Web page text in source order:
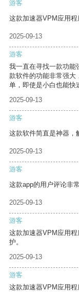
游客
这款加速器VPM应用程
2025-09-13
游客
我一直在寻找一款功能
款软件的功能非常强大
单，即使是小白也能快
2025-09-13
游客
这款软件简直是神器，
2025-09-13
游客
这款app的用户评论非
2025-09-13
游客
这款加速器VPM应用
护。
2025-09-13
游客
这款加速器VPM应用